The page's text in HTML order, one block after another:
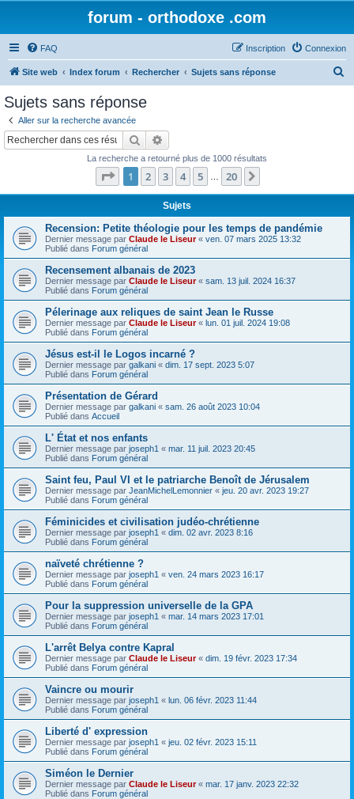
forum - orthodoxe .com
FAQ Connexion
Inscription
Site web Index forum Rechercher Sujets sans réponse
Sujets sans réponse
Aller sur la recherche avancée
Rechercher
La recherche a retourné plus de 1000 résultats
Page 1sur20
1 2 3 4 5 20
Sujets
Recension: Petite théologie pour les temps de pandémie
Dernier message par Claude le Liseur« ven. 07 mars 2025 13:32
Publié dans Forum général
Recensement albanais de 2023
Dernier message par Claude le Liseur« sam. 13 juil. 2024 16:37
Publié dans Forum général
Pélerinage aux reliques de saint Jean le Russe
Dernier message par Claude le Liseur« lun. 01 juil. 2024 19:08
Publié dans Forum général
Jésus est-il le Logos incarné ?
Dernier message par galkani « dim. 17 sept. 2023 5:07
Publié dans Forum général
Présentation de Gérard
Dernier message par galkani « sam. 26 août 2023 10:04
Publié dans Accueil
L' État et nos enfants
Dernier message par joseph1 « mar. 11 juil. 2023 20:45
Publié dans Forum général
Saint feu, Paul VI et le patriarche Benoît de Jérusalem
Dernier message par JeanMichelLemonnier « jeu. 20 avr. 2023 19:27
Publié dans Forum général
Féminicides et civilisation judéo-chrétienne
Dernier message par joseph1 « dim. 02 avr. 2023 8:16
Publié dans Forum général
naïveté chrétienne ?
Dernier message par joseph1 « ven. 24 mars 2023 16:17
Publié dans Forum général
Pour la suppression universelle de la GPA
Dernier message par joseph1 « mar. 14 mars 2023 17:01
Publié dans Forum général
L'arrêt Belya contre Kapral
Dernier message par Claude le Liseur« dim. 19 févr. 2023 17:34
Publié dans Forum général
Vaincre ou mourir
Dernier message par joseph1 « lun. 06 févr. 2023 11:44
Publié dans Forum général
Liberté d' expression
Dernier message par joseph1 « jeu. 02 févr. 2023 15:11
Publié dans Forum général
Siméon le Dernier
Dernier message par Claude le Liseur« mar. 17 janv. 2023 22:32
Publié dans Forum général